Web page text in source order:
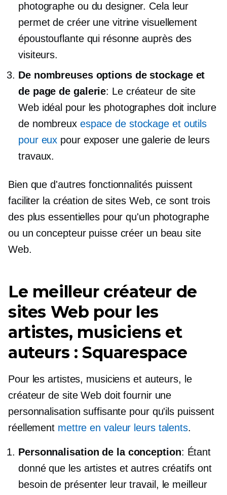
photographe ou du designer. Cela leur
permet de créer une vitrine visuellement
époustouflante qui résonne auprès des
visiteurs.
De nombreuses options de stockage et
de page de galerie: Le créateur de site
Web idéal pour les photographes doit inclure
de nombreux espace de stockage et outils
pour eux pour exposer une galerie de leurs
travaux.
Bien que d'autres fonctionnalités puissent
faciliter la création de sites Web, ce sont trois
des plus essentielles pour qu'un photographe
ou un concepteur puisse créer un beau site
Web.
Le meilleur créateur de
sites Web pour les
artistes, musiciens et
auteurs : Squarespace
Pour les artistes, musiciens et auteurs, le
créateur de site Web doit fournir une
personnalisation suffisante pour qu'ils puissent
réellement mettre en valeur leurs talents.
Personnalisation de la conception: Étant
donné que les artistes et autres créatifs ont
besoin de présenter leur travail, le meilleur